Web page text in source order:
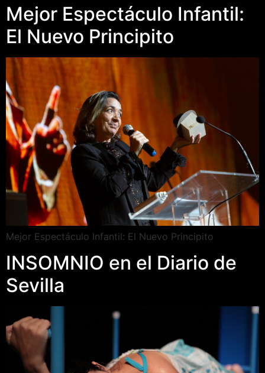
Mejor Espectáculo Infantil:
El Nuevo Principito
Mejor Espectáculo Infantil: El Nuevo Principito
INSOMNIO en el Diario de
Sevilla